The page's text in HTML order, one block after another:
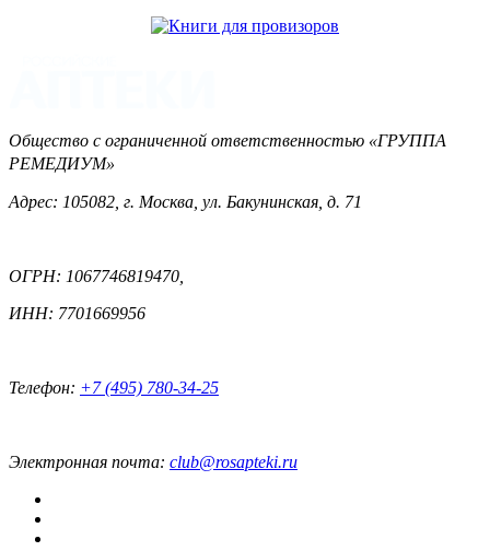
Общество с ограниченной ответственностью «ГРУППА
РЕМЕДИУМ»
Адрес: 105082, г. Москва, ул. Бакунинская, д. 71
ОГРН: 1067746819470,
ИНН: 7701669956
Телефон: +7 (495) 780-34-25
Электронная почта: club@rosapteki.ru